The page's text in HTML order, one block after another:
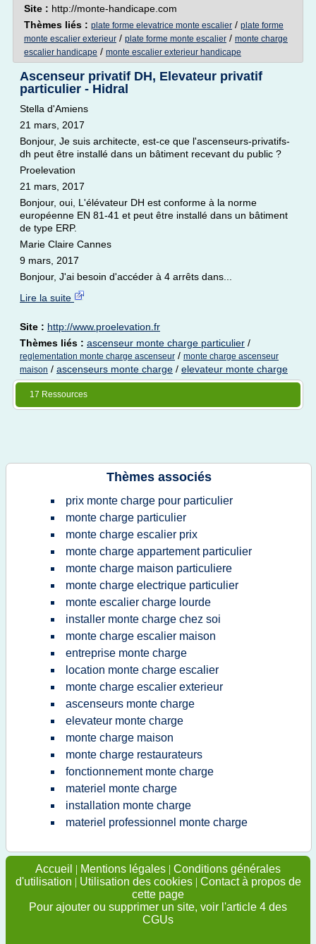
Site : http://monte-handicape.com
Thèmes liés : plate forme elevatrice monte escalier / plate forme
monte escalier exterieur / plate forme monte escalier / monte charge
escalier handicape / monte escalier exterieur handicape
Ascenseur privatif DH, Elevateur privatif
particulier - Hidral
Stella d'Amiens
21 mars, 2017
Bonjour, Je suis architecte, est-ce que l'ascenseurs-privatifs-
dh peut être installé dans un bâtiment recevant du public ?
Proelevation
21 mars, 2017
Bonjour, oui, L'élévateur DH est conforme à la norme
européenne EN 81-41 et peut être installé dans un bâtiment
de type ERP.
Marie Claire Cannes
9 mars, 2017
Bonjour, J'ai besoin d'accéder à 4 arrêts dans...
Lire la suite
Site : http://www.proelevation.fr
Thèmes liés : ascenseur monte charge particulier /
reglementation monte charge ascenseur / monte charge ascenseur
maison / ascenseurs monte charge / elevateur monte charge
17 Ressources
Thèmes associés
prix monte charge pour particulier
monte charge particulier
monte charge escalier prix
monte charge appartement particulier
monte charge maison particuliere
monte charge electrique particulier
monte escalier charge lourde
installer monte charge chez soi
monte charge escalier maison
entreprise monte charge
location monte charge escalier
monte charge escalier exterieur
ascenseurs monte charge
elevateur monte charge
monte charge maison
monte charge restaurateurs
fonctionnement monte charge
materiel monte charge
installation monte charge
materiel professionnel monte charge
Accueil | Mentions légales | Conditions générales
d'utilisation | Utilisation des cookies| Contact à propos de
cette page
Pour ajouter ou supprimer un site, voir l'article 4 des
CGUs